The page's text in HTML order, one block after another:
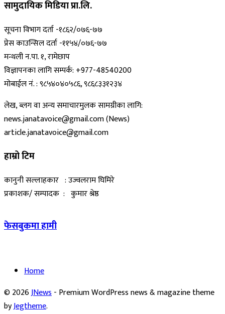
सामुदायिक मिडिया प्रा.लि.
सूचना विभाग दर्ता -१८६२/०७६-७७
प्रेस काउन्सिल दर्ता -११५४/०७६-७७
मन्थली न.पा. १, रामेछाप
विज्ञापनका लागि सम्पर्क: +977-48540200
मोबाईल नं. : ९८५४०४०५८६, ९८६८३३१२३४
लेख, ब्लग वा अन्य समाचारमुलक सामग्रीका लागि:
news.janatavoice@gmail.com (News)
article.janatavoice@gmail.com
हाम्रो टिम
कानुनी सल्लाहकार : उज्वलराम घिमिरे
प्रकाशक/ सम्पादक : कुमार श्रेष्ठ
फेसबुकमा हामी
Home
© 2026JNews- Premium WordPress news & magazine theme
byJegtheme.